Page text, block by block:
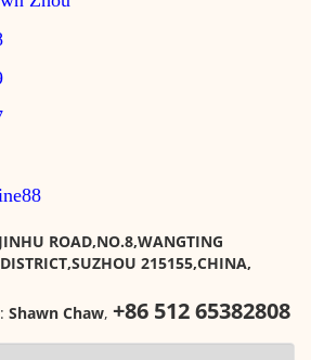
ROAD,NO.8,WANGTING
215155,CHINA,
Shawn Chaw, +86 512 65382808